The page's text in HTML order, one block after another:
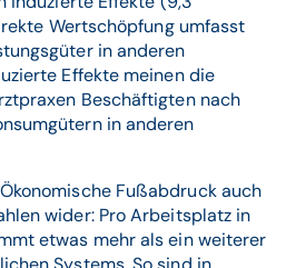
Wertschöpfung umfasst
in anderen
Effekte meinen die
Beschäftigten nach
in anderen
Fußabdruck auch
wider: Pro Arbeitsplatz in
etwas mehr als ein weiterer